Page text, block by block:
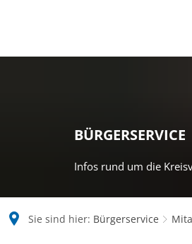
BÜRGERSERVICE
Infos rund um die
Sie sind hier: Bürgerservice